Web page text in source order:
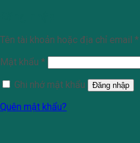
Tên tài khoản hoặc địa chỉ email *
Mật khẩu *
Ghi nhớ mật khẩu
Đăng nhập
Quên mật khẩu?